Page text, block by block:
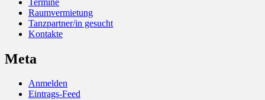
Raumvermietung
Tanzpartner/in gesucht
Kontakte
Meta
Anmelden
Eintrags-Feed